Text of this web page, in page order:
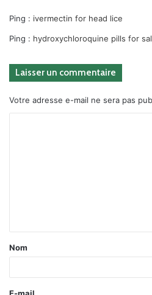
Ping : ivermectin for head lice
Ping : hydroxychloroquine pills for
Laisser un commentaire
Votre adresse e-mail ne sera pas
Nom